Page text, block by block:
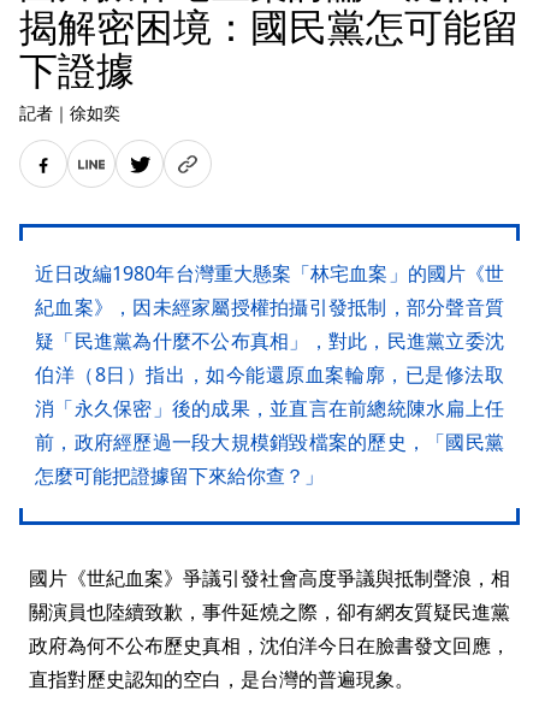
揭解密困境：國民黨怎可能留
下證據
記者 ｜ 徐如奕
近日改編1980年台灣重大懸案「林宅血案」的國片《世
紀血案》，因未經家屬授權拍攝引發抵制，部分聲音質
疑「民進黨為什麼不公布真相」，對此，民進黨立委沈
伯洋（8日）指出，如今能還原血案輪廓，已是修法取
消「永久保密」後的成果，並直言在前總統陳水扁上任
前，政府經歷過一段大規模銷毀檔案的歷史，「國民黨
怎麼可能把證據留下來給你查？」
國片《世紀血案》爭議引發社會高度爭議與抵制聲浪，相
關演員也陸續致歉，事件延燒之際，卻有網友質疑民進黨
政府為何不公布歷史真相，沈伯洋今日在臉書發文回應，
直指對歷史認知的空白，是台灣的普遍現象。